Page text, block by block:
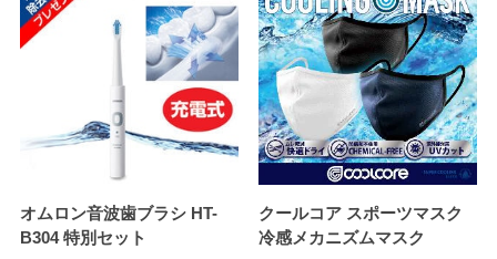
オムロン音波歯ブラシ HT-
B304 特別セット
クールコア スポーツマスク
冷感メカニズムマスク